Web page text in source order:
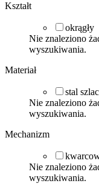
Kształt
okrągły
Nie znaleziono
wyszukiwania.
Materiał
stal
Nie znaleziono
wyszukiwania.
Mechanizm
Nie znaleziono
wyszukiwania.